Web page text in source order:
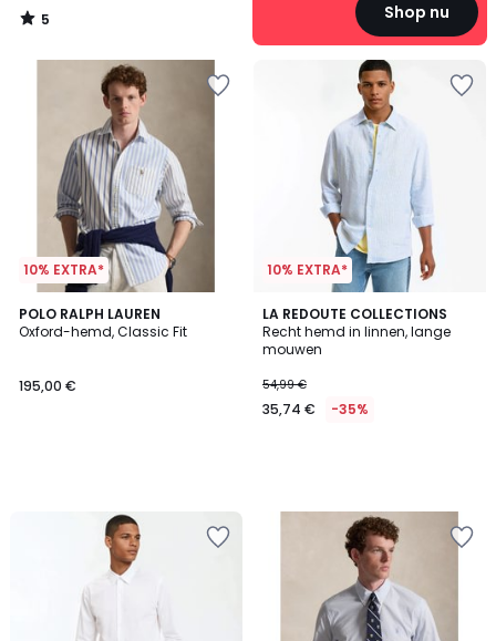
5
/
Shop nu
10% EXTRA*
POLO RALPH LAUREN
Oxford-hemd, Classic Fit
195,00 €
10% EXTRA*
LA REDOUTE COLLECTIONS
Recht hemd in linnen, lange
mouwen
54,99 €
35,74 € -35%